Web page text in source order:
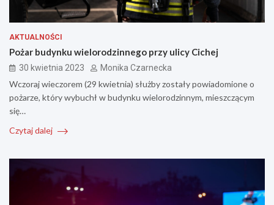
AKTUALNOŚCI
Pożar budynku wielorodzinnego przy ulicy Cichej
30 kwietnia 2023 Monika Czarnecka
Wczoraj wieczorem (29 kwietnia) służby zostały powiadomione o
pożarze, który wybuchł w budynku wielorodzinnym, mieszczącym
się…
Czytaj dalej